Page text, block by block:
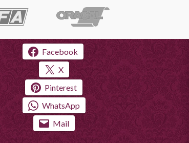
Facebook
X
Pinterest
WhatsApp
Mail